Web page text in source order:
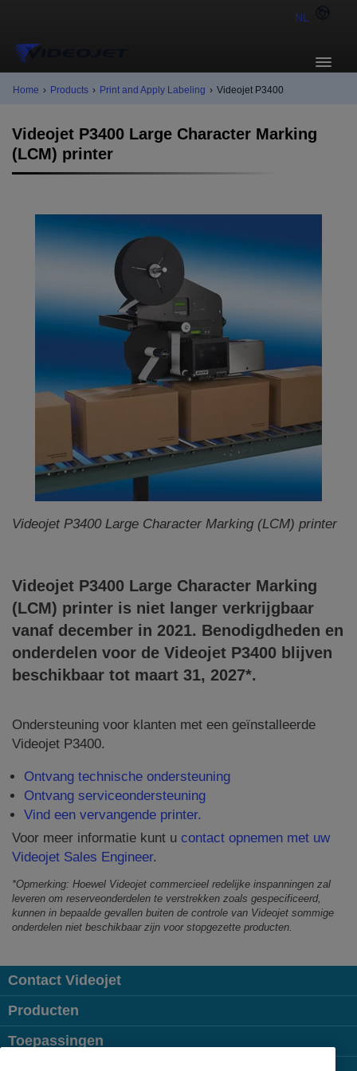
NL
Home › Products › Print and Apply Labeling › Videojet P3400
Videojet P3400 Large Character Marking
(LCM) printer
Videojet P3400 Large Character Marking (LCM) printer
Videojet P3400 Large Character Marking
(LCM) printer is niet langer verkrijgbaar
vanaf december in 2021. Benodigdheden en
onderdelen voor de Videojet P3400 blijven
beschikbaar tot maart 31, 2027*.
Ondersteuning voor klanten met een geïnstalleerde
Videojet P3400.
Ontvang technische ondersteuning
Ontvang serviceondersteuning
Vind een vervangende printer.
Voor meer informatie kunt u contact opnemen met uw
Videojet Sales Engineer.
*Opmerking: Hoewel Videojet commercieel redelijke inspanningen zal
leveren om reserveonderdelen te verstrekken zoals gespecificeerd,
kunnen in bepaalde gevallen buiten de controle van Videojet sommige
onderdelen niet beschikbaar zijn voor stopgezette producten.
Contact Videojet
Producten
Toepassingen